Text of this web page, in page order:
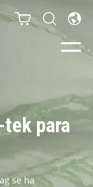
Negocios
para
se ha